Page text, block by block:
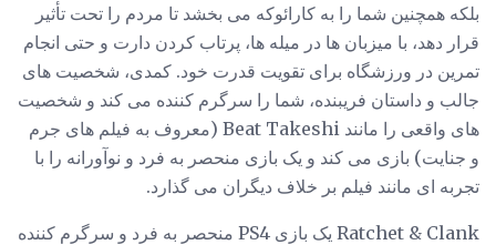
بلکه همچنین شما را به کارائوکه می بخشد تا مردم را تحت تأثیر
قرار دهد، با میزبان ها در میله ها، پرتاب کردن دارت و حتی انجام
تمرین در ورزشگاه برای تقویت قدرت خود. کمدی، شخصیت های
جالب و داستان فریبنده، شما را سرگرم کننده می کند و شخصیت
های واقعی را مانند Beat Takeshi (معروف به فیلم های جرم
و جنایت) بازی می کند و یک بازی منحصر به فرد و نوآورانه را با
تجربه ای مانند فیلم بر خلاف دیگران می گذارد.
Ratchet & Clank یک بازی PS4 منحصر به فرد و سرگرم کننده